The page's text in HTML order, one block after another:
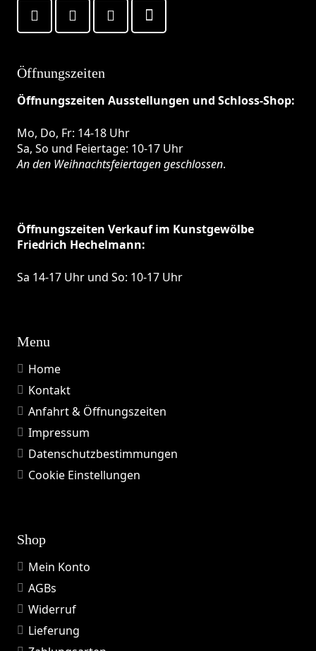
Öffnungszeiten
Öffnungszeiten Ausstellungen und Schloss-Shop:
Mo, Do, Fr: 14-18 Uhr
Sa, So und Feiertage: 10-17 Uhr
An den Weihnachtsfeiertagen geschlossen.
Öffnungszeiten Verkauf im Kunstgewölbe
Friedrich Hechelmann:
Sa 14-17 Uhr und So: 10-17 Uhr
Menu
Home
Kontakt
Anfahrt & Öffnungszeiten
Impressum
Datenschutzbestimmungen
Cookie Einstellungen
Shop
Mein Konto
AGBs
Widerruf
Lieferung